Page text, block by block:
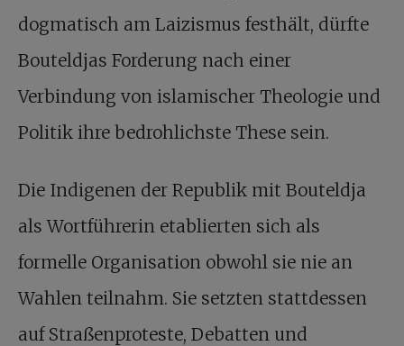
dogmatisch am Laizismus festhält, dürfte
Bouteldjas Forderung nach einer
Verbindung von islamischer Theologie und
Politik ihre bedrohlichste These sein.
Die Indigenen der Republik mit Bouteldja
als Wortführerin etablierten sich als
formelle Organisation obwohl sie nie an
Wahlen teilnahm. Sie setzten stattdessen
auf Straßenproteste, Debatten und